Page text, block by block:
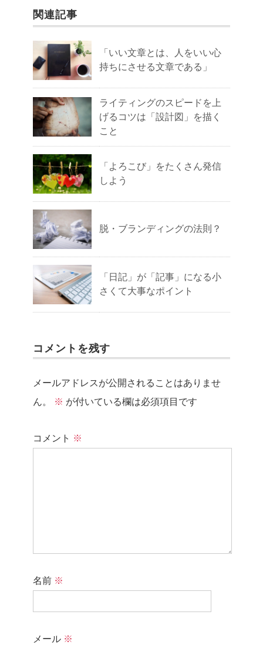
関連記事
「いい文章とは、人をいい心
持ちにさせる文章である」
ライティングのスピードを上
げるコツは「設計図」を描く
こと
「よろこび」をたくさん発信
しよう
脱・ブランディングの法則？
「日記」が「記事」になる小
さくて大事なポイント
コメントを残す
メールアドレスが公開されることはありませ
ん。
※ が付いている欄は必須項目です
コメント ※
名前 ※
メール ※